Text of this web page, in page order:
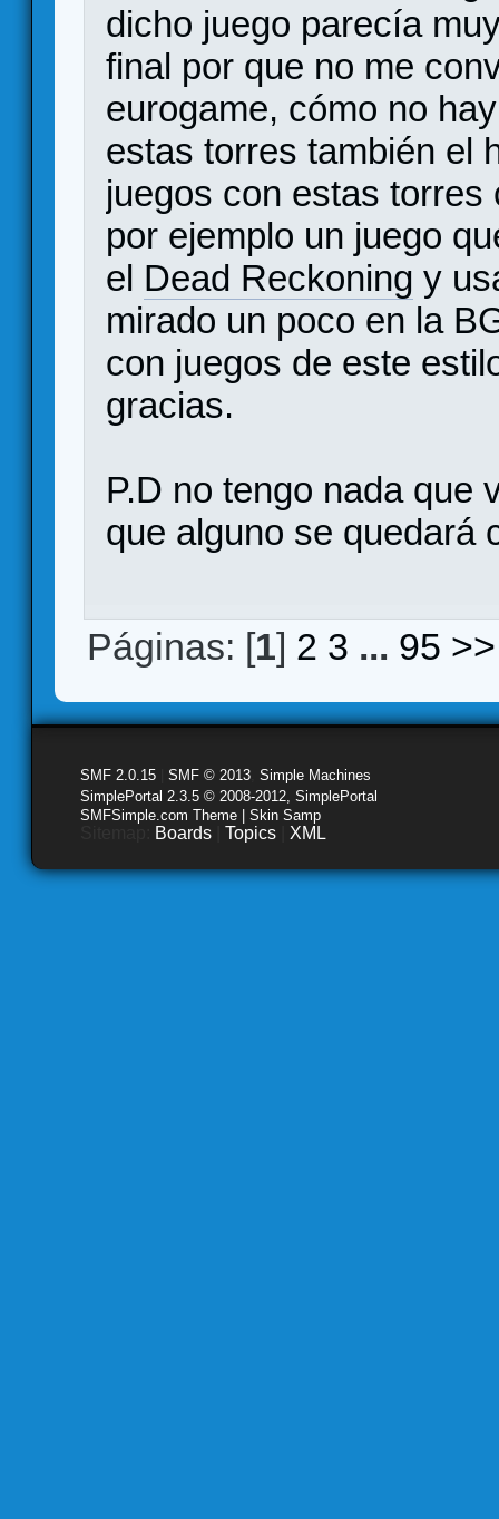
dicho juego parecía
final por que no me
eurogame, cómo no
estas torres también el
juegos con estas
por ejemplo un juego
el Dead Reckoning y
mirado un poco en la
con juegos de este
gracias.
P.D no tengo nada que
que alguno se quedará
Páginas: [1] 2 3 ... 95 >>
SMF 2.0.15 SMF © 2013 Simple Machines
SimplePortal 2.3.5 © 2008-2012, SimplePortal
SMFSimple.com Theme | Skin Samp
Boards Topics XML